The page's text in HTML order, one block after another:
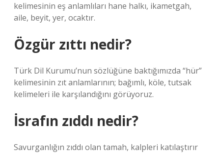
kelimesinin eş anlamlıları hane halkı, ikametgah,
aile, beyit, yer, ocaktır.
Özgür zıttı nedir?
Türk Dil Kurumu’nun sözlüğüne baktığımızda “hür”
kelimesinin zıt anlamlarının; bağımlı, köle, tutsak
kelimeleri ile karşılandığını görüyoruz.
İsrafın zıddı nedir?
Savurganlığın zıddı olan tamah, kalpleri katılaştırır